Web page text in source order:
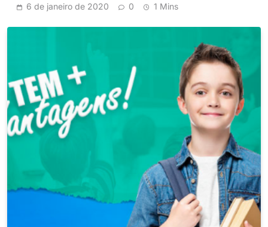
6 de janeiro de 2020 0 1 Mins